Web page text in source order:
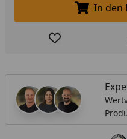
In den
Produkt zur